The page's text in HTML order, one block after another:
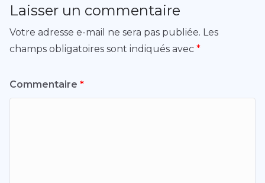
Laisser un commentaire
Votre adresse e-mail ne sera pas publiée. Les
champs obligatoires sont indiqués avec *
Commentaire *